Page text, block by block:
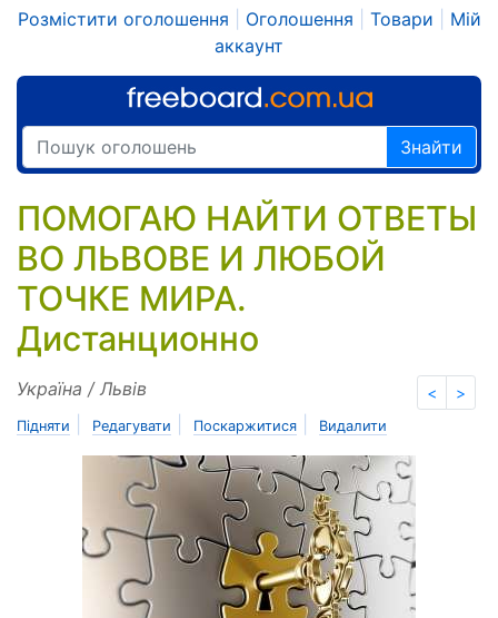
Розмістити оголошення Оголошення Товари
Мій
аккаунт
Знайти
ПОМОГАЮ НАЙТИ ОТВЕТЫ
ВО ЛЬВОВЕ И ЛЮБОЙ
ТОЧКЕ МИРА.
Дистанционно
< >
Україна / Львів
Підняти Редагувати Поскаржитися Видалити